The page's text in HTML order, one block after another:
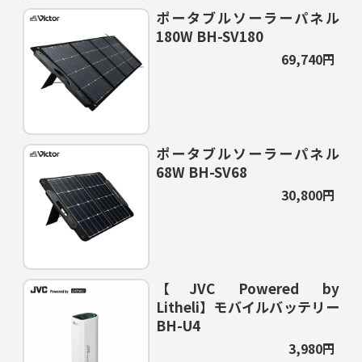
ポータブルソーラーパネル
180W BH-SV180
69,740円
ポータブルソーラーパネル
68W BH-SV68
30,800円
【JVC Powered by
Litheli】モバイルバッテリー
BH-U4
3,980円